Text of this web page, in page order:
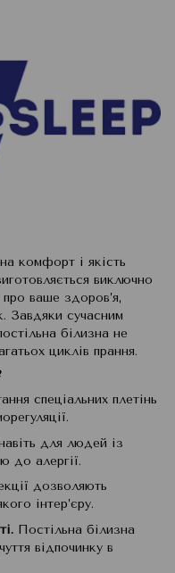
комфорт і якість
виключно
ваше здоров’я,
Завдяки сучасним
білизна не
циклів прання.
спеціальних плетінь
для людей із
до алергії.
дозволяють
інтер’єру.
Постільна білизна
відпочинку в